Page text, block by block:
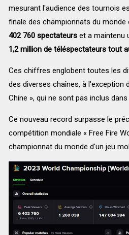
mesurant l'audience des tournois
finale des championnats du monde
402 760 spectateurset a maintenu
1,2 million de téléspectateurs tout
Ces chiffres englobent toutes les
des diverses chaînes, à l'exception
Chine », qui ne sont pas inclus
Ce nouveau record surpasse le
compétition mondiale « Free Fire
championnat du monde d'un jeu